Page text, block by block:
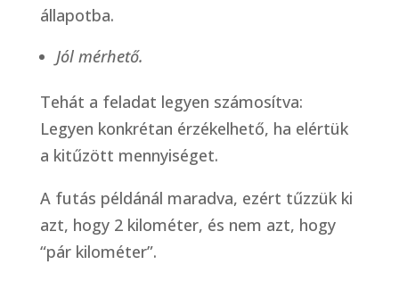
állapotba.
Jól mérhető.
Tehát a feladat legyen számosítva:
Legyen konkrétan érzékelhető, ha elértük
a kitűzött mennyiséget.
A futás példánál maradva, ezért tűzzük ki
azt, hogy 2 kilométer, és nem azt, hogy
“pár kilométer”.